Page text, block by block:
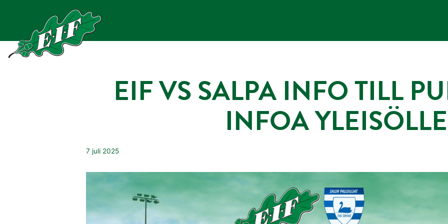
EIF VS SALPA INFO TILL
INFOA YLEISÖLLE
7 juli 2025